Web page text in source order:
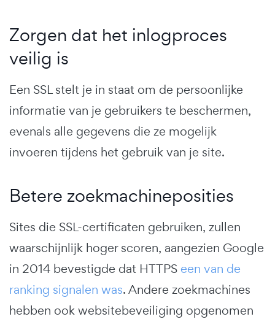
Zorgen dat het inlogproces
veilig is
Een SSL stelt je in staat om de persoonlijke
informatie van je gebruikers te beschermen,
evenals alle gegevens die ze mogelijk
invoeren tijdens het gebruik van je site.
Betere zoekmachineposities
Sites die SSL-certificaten gebruiken, zullen
waarschijnlijk hoger scoren, aangezien Google
in 2014 bevestigde dat HTTPS een van de
ranking signalen was. Andere zoekmachines
hebben ook websitebeveiliging opgenomen